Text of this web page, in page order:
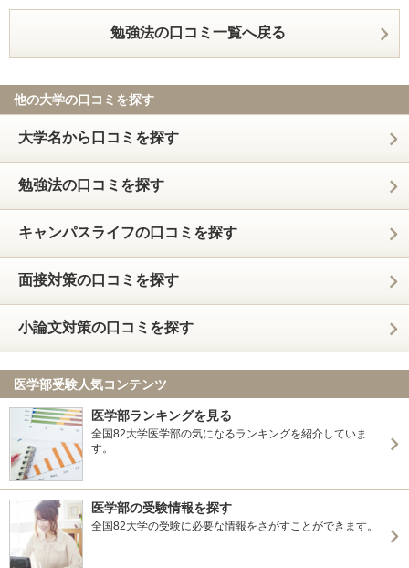
勉強法の口コミ一覧へ戻る
他の大学の口コミを探す
大学名から口コミを探す
勉強法の口コミを探す
キャンパスライフの口コミを探す
面接対策の口コミを探す
小論文対策の口コミを探す
医学部受験人気コンテンツ
医学部ランキングを見る
全国82大学医学部の気になるランキングを紹介していま
す。
医学部の受験情報を探す
全国82大学の受験に必要な情報をさがすことができます。